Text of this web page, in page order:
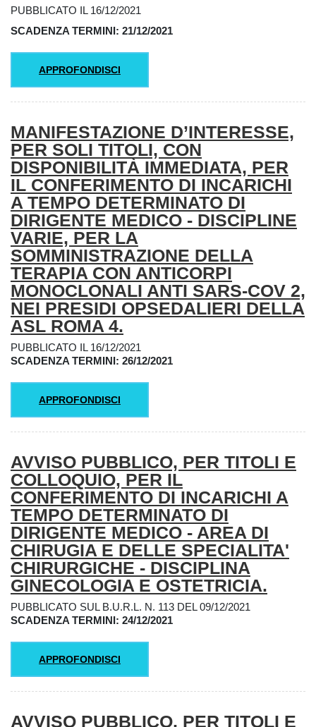
PUBBLICATO IL 16/12/2021
SCADENZA TERMINI: 21/12/2021
APPROFONDISCI
MANIFESTAZIONE D’INTERESSE,
PER SOLI TITOLI, CON
DISPONIBILITÀ IMMEDIATA, PER
IL CONFERIMENTO DI INCARICHI
A TEMPO DETERMINATO DI
DIRIGENTE MEDICO - DISCIPLINE
VARIE, PER LA
SOMMINISTRAZIONE DELLA
TERAPIA CON ANTICORPI
MONOCLONALI ANTI SARS-COV 2,
NEI PRESIDI OPSEDALIERI DELLA
ASL ROMA 4.
PUBBLICATO IL 16/12/2021
SCADENZA TERMINI: 26/12/2021
APPROFONDISCI
AVVISO PUBBLICO, PER TITOLI E
COLLOQUIO, PER IL
CONFERIMENTO DI INCARICHI A
TEMPO DETERMINATO DI
DIRIGENTE MEDICO - AREA DI
CHIRUGIA E DELLE SPECIALITA'
CHIRURGICHE - DISCIPLINA
GINECOLOGIA E OSTETRICIA.
PUBBLICATO SUL B.U.R.L. N. 113 DEL 09/12/2021
SCADENZA TERMINI: 24/12/2021
APPROFONDISCI
AVVISO PUBBLICO, PER TITOLI E